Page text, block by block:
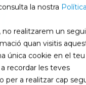
la nostra
no realitzarem un
quan visitis
única cookie en el teu
recordar les teves
per a realitzar cap